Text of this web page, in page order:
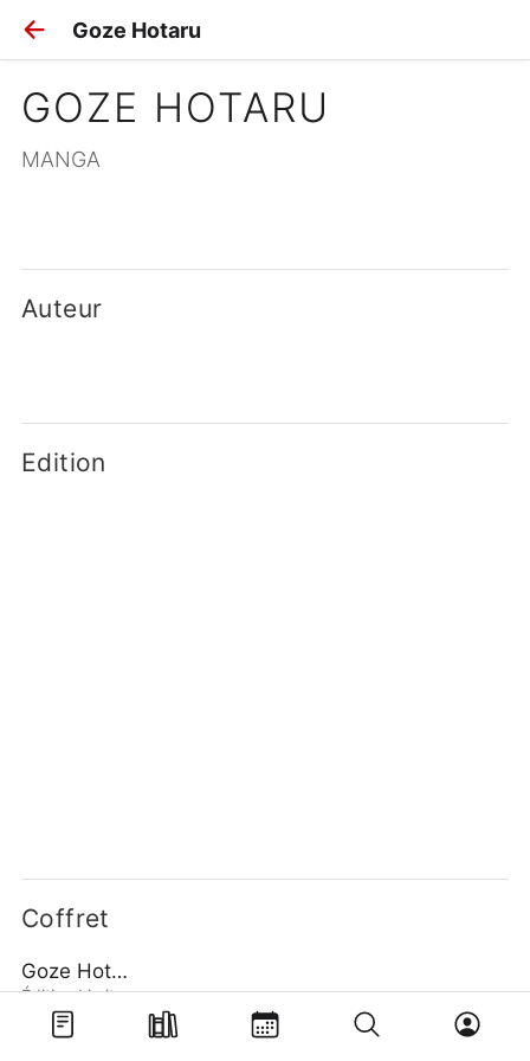
Goze Hotaru
GOZE HOTARU
MANGA
Auteur
Edition
Coffret
Goze Hotaru
Édition Limitée Tome 3